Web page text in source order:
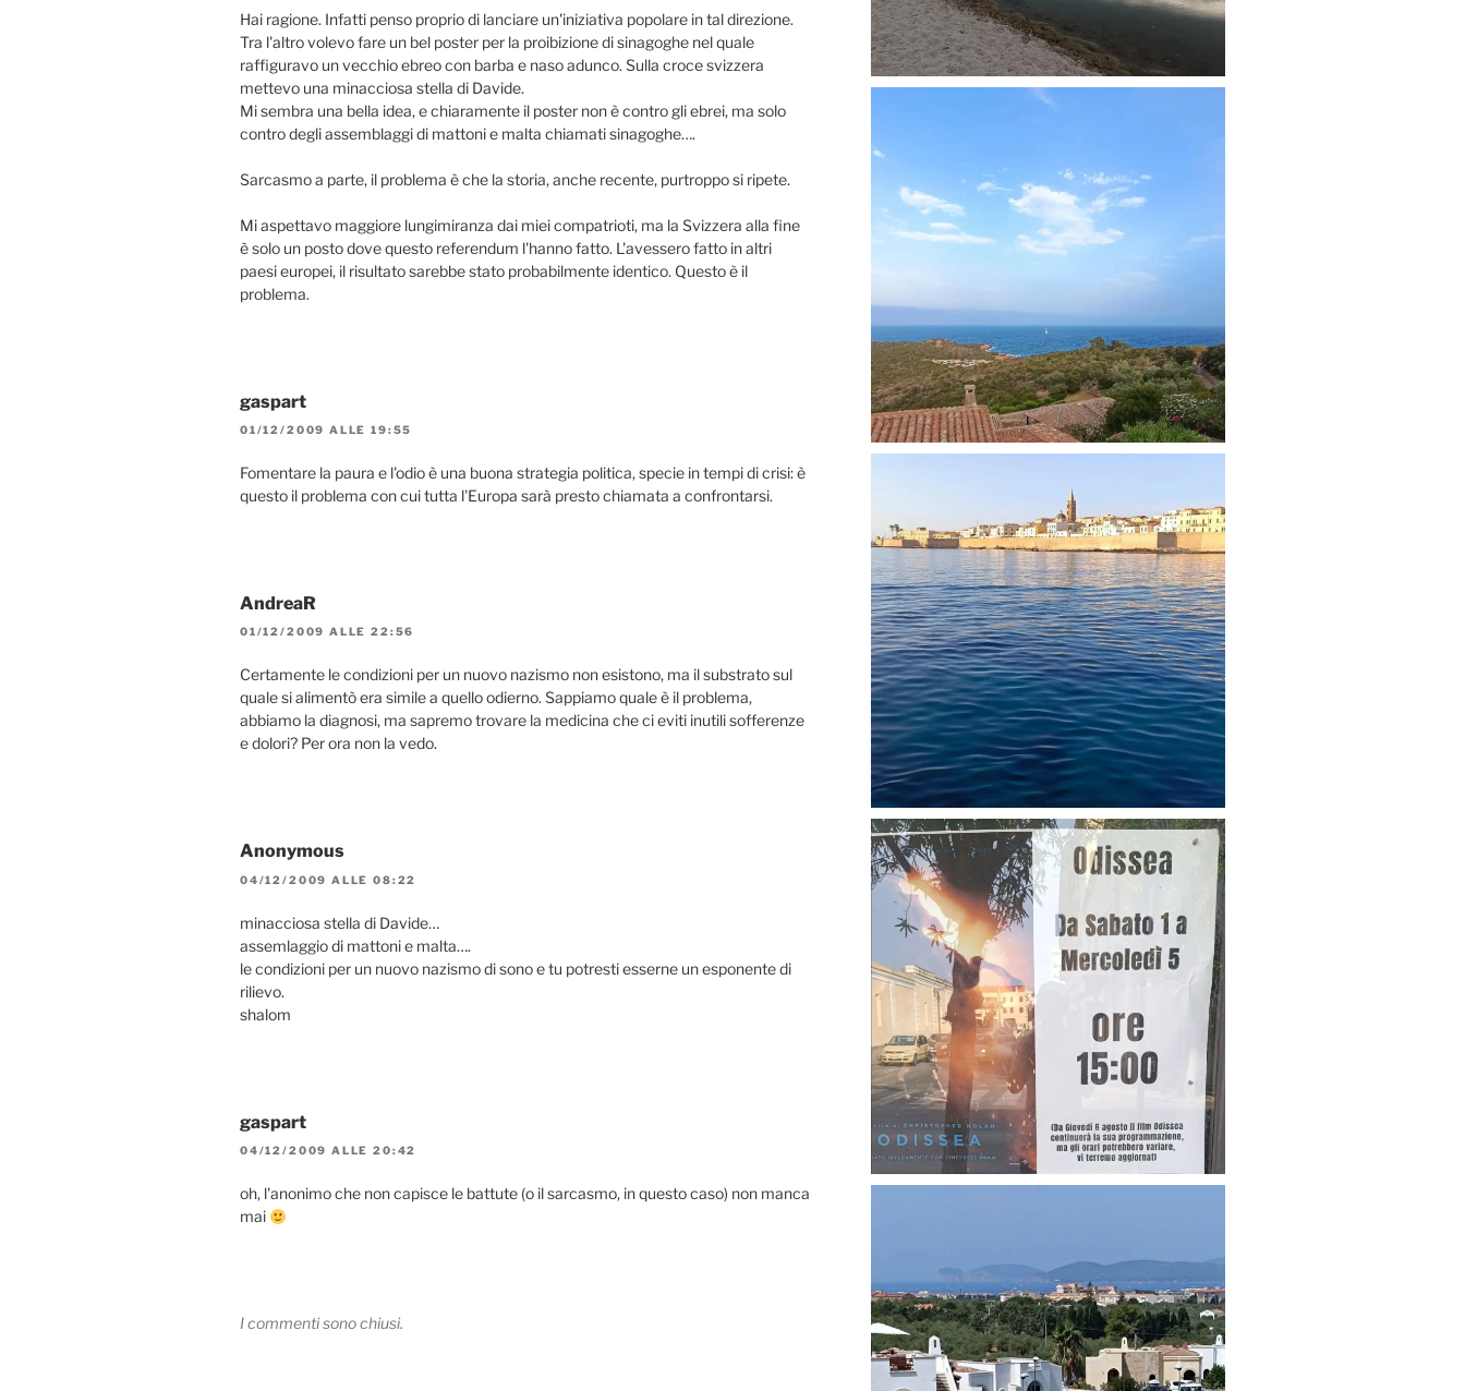
Hai ragione. Infatti penso proprio di lanciare un'iniziativa popolare in tal direzione.
Tra l'altro volevo fare un bel poster per la proibizione di sinagoghe nel quale
raffiguravo un vecchio ebreo con barba e naso adunco. Sulla croce svizzera
mettevo una minacciosa stella di Davide.
Mi sembra una bella idea, e chiaramente il poster non è contro gli ebrei, ma solo
contro degli assemblaggi di mattoni e malta chiamati sinagoghe….
Sarcasmo a parte, il problema è che la storia, anche recente, purtroppo si ripete.
Mi aspettavo maggiore lungimiranza dai miei compatrioti, ma la Svizzera alla fine
è solo un posto dove questo referendum l'hanno fatto. L'avessero fatto in altri
paesi europei, il risultato sarebbe stato probabilmente identico. Questo è il
problema.
gaspart
01/12/2009 ALLE 19:55
Fomentare la paura e l'odio è una buona strategia politica, specie in tempi di crisi: è
questo il problema con cui tutta l'Europa sarà presto chiamata a confrontarsi.
AndreaR
01/12/2009 ALLE 22:56
Certamente le condizioni per un nuovo nazismo non esistono, ma il substrato sul
quale si alimentò era simile a quello odierno. Sappiamo quale è il problema,
abbiamo la diagnosi, ma sapremo trovare la medicina che ci eviti inutili sofferenze
e dolori? Per ora non la vedo.
Anonymous
04/12/2009 ALLE 08:22
minacciosa stella di Davide…
assemlaggio di mattoni e malta….
le condizioni per un nuovo nazismo di sono e tu potresti esserne un esponente di
rilievo.
shalom
gaspart
04/12/2009 ALLE 20:42
oh, l'anonimo che non capisce le battute (o il sarcasmo, in questo caso) non manca
mai
I commenti sono chiusi.